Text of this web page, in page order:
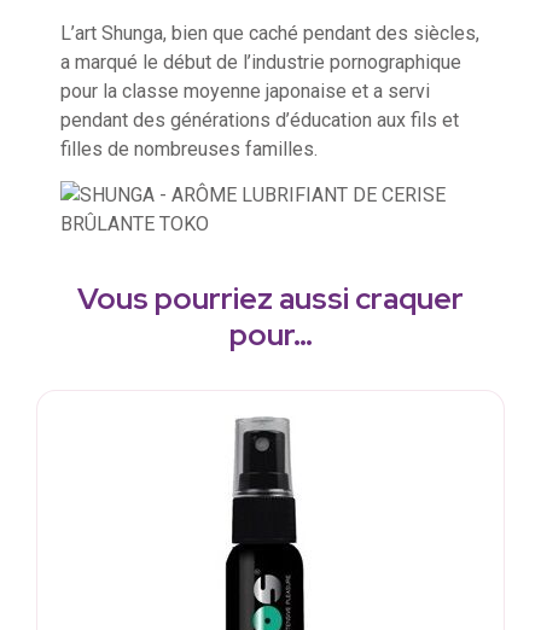
L’art Shunga, bien que caché pendant des siècles,
a marqué le début de l’industrie pornographique
pour la classe moyenne japonaise et a servi
pendant des générations d’éducation aux fils et
filles de nombreuses familles.
Vous pourriez aussi craquer
pour…